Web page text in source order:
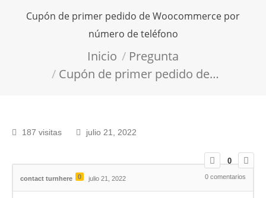
Cupón de primer pedido de Woocommerce por
número de teléfono
Inicio
Pregunta
Cupón de primer pedido de…
187 visitas julio 21, 2022
0
contact turnhere 0 julio 21, 2022 0 comentarios